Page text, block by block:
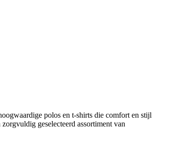
polos en t-shirts die comfort en stijl
geselecteerd assortiment van